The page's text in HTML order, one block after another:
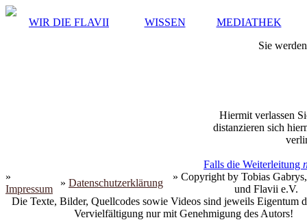
WIR DIE FLAVII WISSEN
MEDIATHEK
Sie
Hiermit verlassen
distanzieren sich
Falls die Weiterleitung
»
Impressum
» Datenschutzerklärung
» Copyright by Tobias
und Flavii e.V.
Die Texte, Bilder, Quellcodes sowie Videos sind jeweils Eigentum
Vervielfältigung nur mit Genehmigung des Autors!